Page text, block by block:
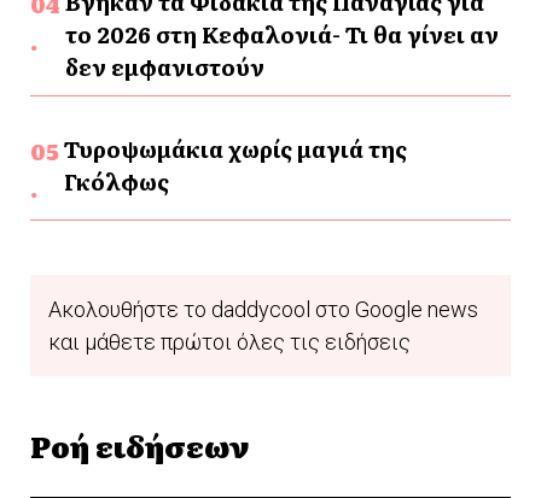
το 2026 στη Κεφαλονιά- Τι θα γίνει αν
δεν εμφανιστούν
Τυροψωμάκια χωρίς μαγιά της
Γκόλφως
Ακολουθήστε το daddycool στο Google news
και μάθετε πρώτοι όλες τις ειδήσεις
Ροή ειδήσεων